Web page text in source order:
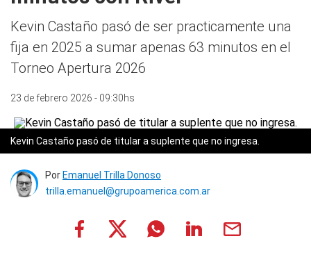
Kevin Castaño pasó de ser practicamente una
fija en 2025 a sumar apenas 63 minutos en el
Torneo Apertura 2026
23 de febrero 2026 - 09:30hs
Kevin Castaño pasó de titular a suplente que no ingresa.
Por Emanuel Trilla Donoso
trilla.emanuel@grupoamerica.com.ar